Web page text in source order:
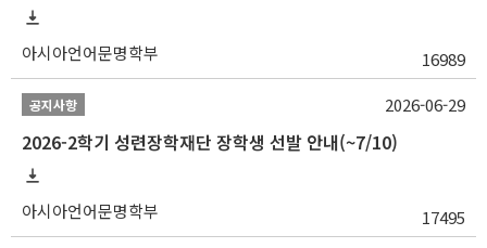
아시아언어문명학부 16989
공지사항
2026-2학기 성련장학재단 장학생 선발 안내(~7/10)
아시아언어문명학부 17495
2026-06-29